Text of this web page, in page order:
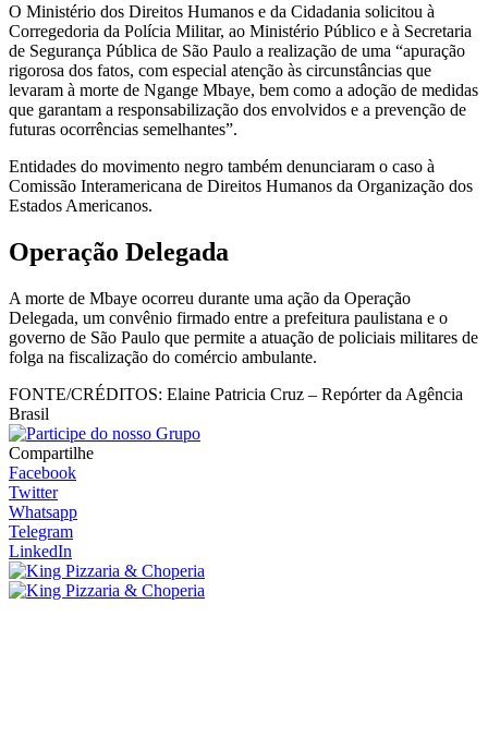
O Ministério dos Direitos Humanos e da Cidadania solicitou à
Corregedoria da Polícia Militar, ao Ministério Público e à Secretaria
de Segurança Pública de São Paulo a realização de uma “apuração
rigorosa dos fatos, com especial atenção às circunstâncias que
levaram à morte de Ngange Mbaye, bem como a adoção de medidas
que garantam a responsabilização dos envolvidos e a prevenção de
futuras ocorrências semelhantes”.
Entidades do movimento negro também denunciaram o caso à
Comissão Interamericana de Direitos Humanos da Organização dos
Estados Americanos.
Operação Delegada
A morte de Mbaye ocorreu durante uma ação da Operação
Delegada, um convênio firmado entre a prefeitura paulistana e o
governo de São Paulo que permite a atuação de policiais militares de
folga na fiscalização do comércio ambulante.
FONTE/CRÉDITOS: Elaine Patricia Cruz – Repórter da Agência
Brasil
Compartilhe
Facebook
Twitter
Whatsapp
Telegram
LinkedIn